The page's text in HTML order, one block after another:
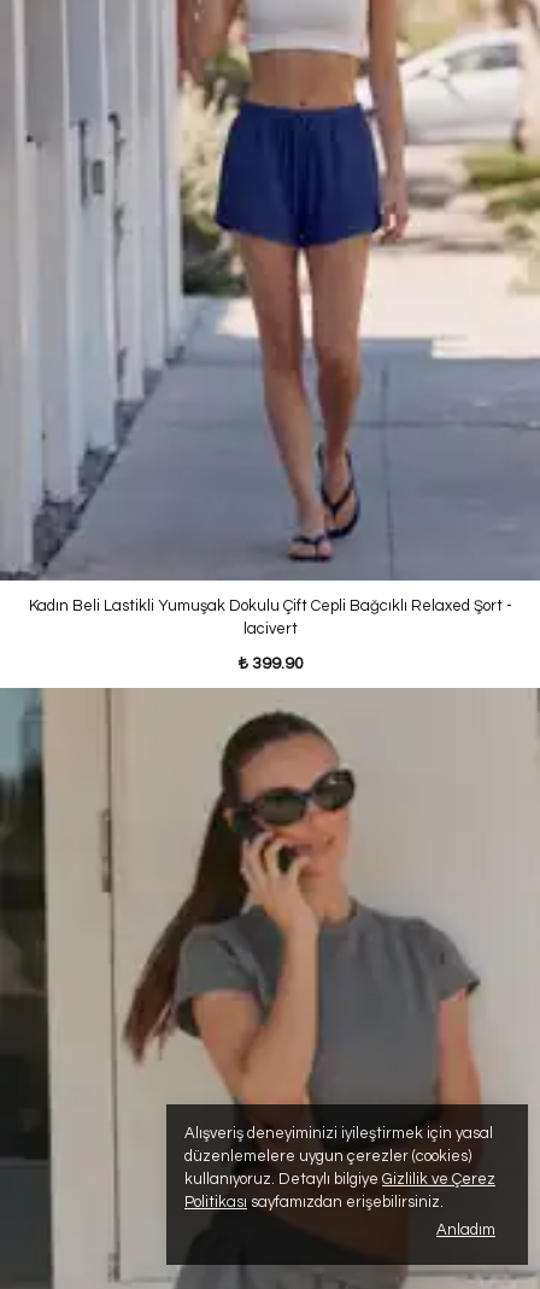
Alışveriş deneyiminizi iyileştirmek için yasal
düzenlemelere uygun çerezler (cookies)
kullanıyoruz. Detaylı bilgiye Gizlilik ve Çerez
Politikası sayfamızdan erişebilirsiniz.
Anladım
Kadın Beli Lastikli Yumuşak Dokulu Çift Cepli Bağcıklı Relaxed Şort -
lacivert
₺ 399.90